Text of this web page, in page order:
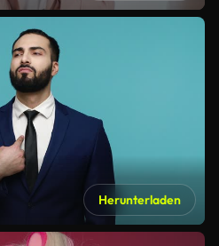
Herunterladen